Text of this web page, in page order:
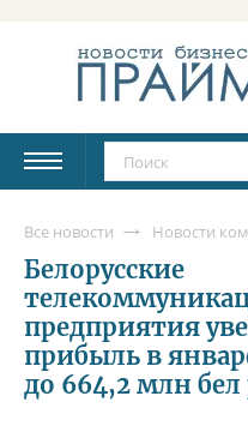
Все новости Новости
Белорусские
предприятия
прибыль в
до 664,2 млн бел